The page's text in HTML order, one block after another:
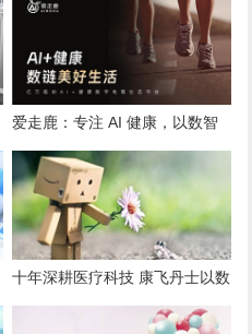
爱走鹿：专注 AI 健康，以数智
守护全民日常健康生活
十年深耕医疗科技 康飞丹士以数
字赋能重构医疗服务新生态